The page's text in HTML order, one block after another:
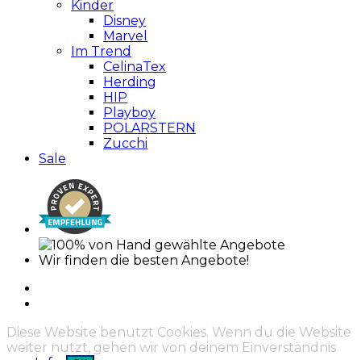
Kinder
Disney
Marvel
Im Trend
CelinaTex
Herding
HIP
Playboy
POLARSTERN
Zucchi
Sale
Wir finden die besten Angebote!
Diese Website benutzt Cookies. Wenn du die Website
weiter nutzt, gehen wir von deinem Einverständnis